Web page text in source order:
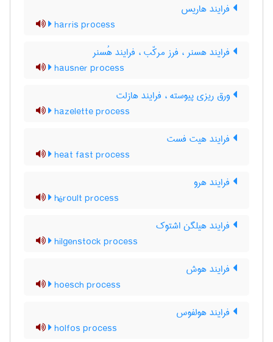
فرایند هاریس
harris process
فرایند هسنر ، فرز مرکّب ، فرایند هُسنر
hausner process
ورق ریزی پیوسته ، فرایند هازلت
hazelette process
فرایند هیت فست
heat fast process
فرایند هرو
héroult process
فرایند هیلگن اشتوک
hilgenstock process
فرایند هوش
hoesch process
فرایند هولفوس
holfos process